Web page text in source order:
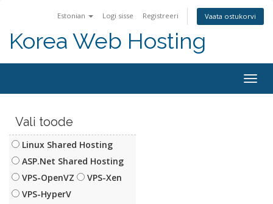
Estonian Logi sisse Registreeri Vaata ostukorvi
Korea Web Hosting
Vali toode
Linux Shared Hosting
ASP.Net Shared Hosting
VPS-OpenVZ
VPS-Xen
VPS-HyperV